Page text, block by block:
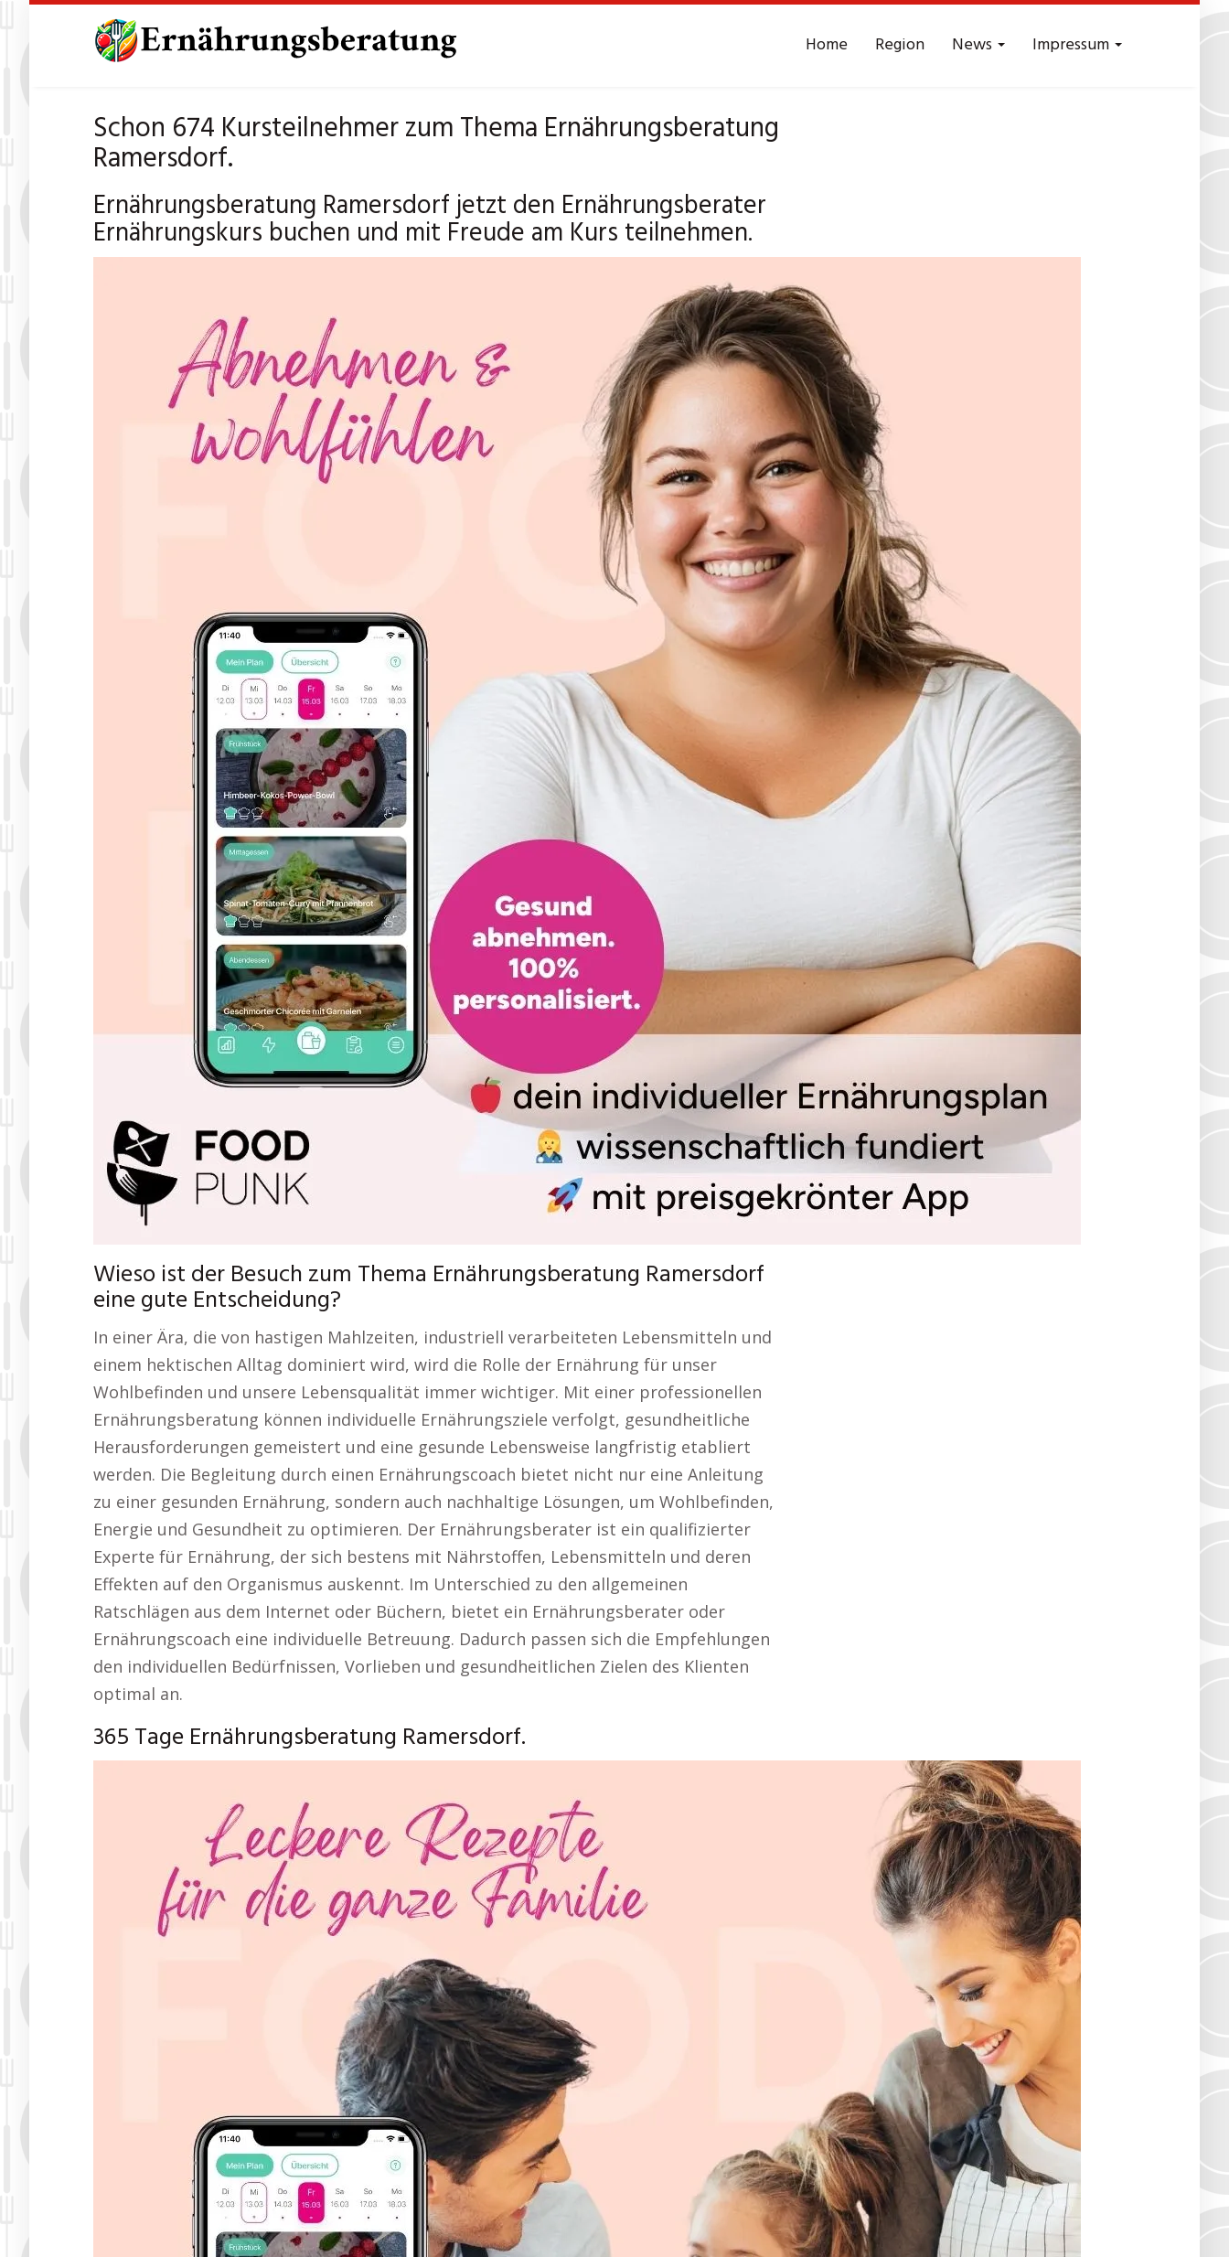
Home Region News Impressum
Schon 674 Kursteilnehmer zum Thema Ernährungsberatung
Ramersdorf.
Ernährungsberatung Ramersdorf jetzt den Ernährungsberater
Ernährungskurs buchen und mit Freude am Kurs teilnehmen.
Wieso ist der Besuch zum Thema Ernährungsberatung Ramersdorf
eine gute Entscheidung?
In einer Ära, die von hastigen Mahlzeiten, industriell verarbeiteten Lebensmitteln und
einem hektischen Alltag dominiert wird, wird die Rolle der Ernährung für unser
Wohlbefinden und unsere Lebensqualität immer wichtiger. Mit einer professionellen
Ernährungsberatung können individuelle Ernährungsziele verfolgt, gesundheitliche
Herausforderungen gemeistert und eine gesunde Lebensweise langfristig etabliert
werden. Die Begleitung durch einen Ernährungscoach bietet nicht nur eine Anleitung
zu einer gesunden Ernährung, sondern auch nachhaltige Lösungen, um Wohlbefinden,
Energie und Gesundheit zu optimieren. Der Ernährungsberater ist ein qualifizierter
Experte für Ernährung, der sich bestens mit Nährstoffen, Lebensmitteln und deren
Effekten auf den Organismus auskennt. Im Unterschied zu den allgemeinen
Ratschlägen aus dem Internet oder Büchern, bietet ein Ernährungsberater oder
Ernährungscoach eine individuelle Betreuung. Dadurch passen sich die Empfehlungen
den individuellen Bedürfnissen, Vorlieben und gesundheitlichen Zielen des Klienten
optimal an.
365 Tage Ernährungsberatung Ramersdorf.